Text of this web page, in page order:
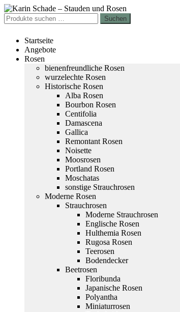
Zur
Navigation
springen
Zum
Inhalt
springen
Suchen
nach:
Suchen
Startseite
Angebote
Rosen
bienenfreundliche Rosen
wurzelechte Rosen
Historische Rosen
Alba Rosen
Bourbon Rosen
Centifolia
Damascena
Gallica
Remontant Rosen
Noisette
Moosrosen
Portland Rosen
Moschatas
sonstige Strauchrosen
Moderne Rosen
Strauchrosen
Moderne Strauchrosen
Englische Rosen
Hulthemia Rosen
Rugosa Rosen
Teerosen
Bodendecker
Beetrosen
Floribunda
Japanische Rosen
Polyantha
Miniaturrosen